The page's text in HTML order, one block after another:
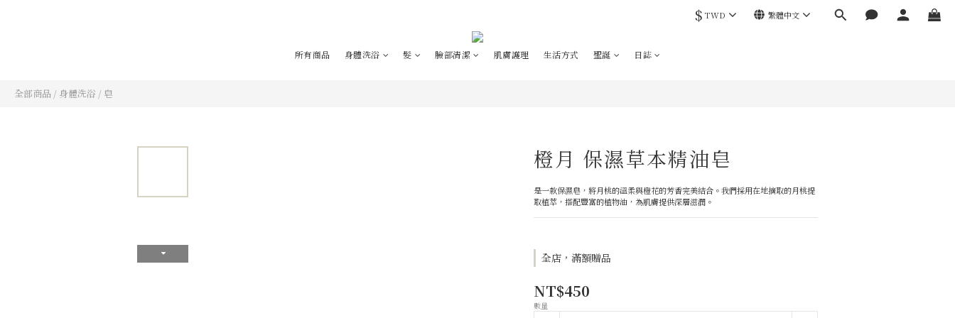
$ TWD 繁體中文
所有商品 身體洗浴 髮 臉部清潔 肌膚護理 生活方式 聖誕 日誌
全部商品 / 身體洗浴 / 皂
橙月 保濕草本精油皂
是一款保濕皂，將月桃的溫柔與橙花的芳香完美結合。我們採用在地摘取的月桃提
取植萃，搭配豐富的植物油，為肌膚提供深層滋潤。
全店，滿額贈品
NT$450
數量
立即購買